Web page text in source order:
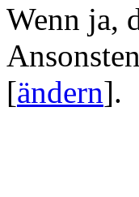
Wenn ja,
[ändern].